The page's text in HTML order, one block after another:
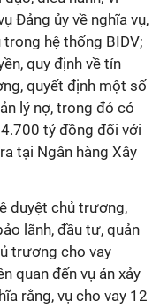
Đảng ủy về nghĩa vụ,
hệ thống BIDV;
quy định về tín
quyết định một số
lý nợ, trong đó có
tỷ đồng đối với
tại Ngân hàng Xây
duyệt chủ trương,
lãnh, đầu tư, quản
trương cho vay
quan đến vụ án xảy
rằng, vụ cho vay 12